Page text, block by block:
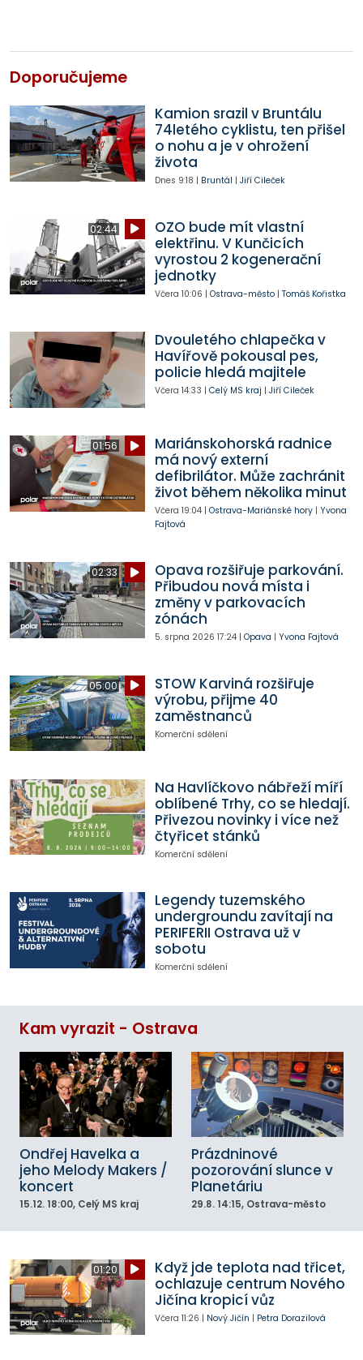
Doporučujeme
Kamion srazil v Bruntálu
74letého cyklistu, ten přišel
o nohu a je v ohrožení
života
Dnes 9:18 | Bruntál | Jiří Cileček
02:44
OZO bude mít vlastní
elektřinu. V Kunčicích
vyrostou 2 kogenerační
jednotky
Včera 10:06 | Ostrava-město| Tomáš Kořistka
Dvouletého chlapečka v
Havířově pokousal pes,
policie hledá majitele
Včera 14:33 | Celý MS kraj | Jiří Cileček
01:56
Mariánskohorská radnice
má nový externí
defibrilátor. Může zachránit
život během několika minut
Včera 19:04| Ostrava-Mariánské hory| Yvona
Fajtová
02:33
Opava rozšiřuje parkování.
Přibudou nová místa i
změny v parkovacích
zónách
5. srpna 2026 17:24| Opava | Yvona Fajtová
05:00
STOW Karviná rozšiřuje
výrobu, přijme 40
zaměstnanců
Komerční sdělení
Na Havlíčkovo nábřeží míří
oblíbené Trhy, co se hledají.
Přivezou novinky i více než
čtyřicet stánků
Komerční sdělení
Legendy tuzemského
undergroundu zavítají na
PERIFERII Ostrava už v
sobotu
Komerční sdělení
Kam vyrazit - Ostrava
Ondřej Havelka a
jeho Melody Makers /
koncert
15.12. 18:00, Celý MS kraj
Prázdninové
pozorování slunce v
Planetáriu
29.8. 14:15, Ostrava-město
01:20
Když jde teplota nad třicet,
ochlazuje centrum Nového
Jičína kropicí vůz
Včera 11:26 | Nový Jičín | Petra Dorazilová